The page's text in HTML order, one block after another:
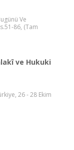
Ve
86, (Tam
ve Hukuki
26 - 28 Ekim